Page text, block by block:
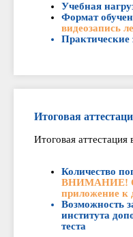
Учебная
Формат
видеозапись
Практические
Итоговая
Итоговая
Количество
ВНИМАНИЕ!
приложение к
Возможность
института
теста